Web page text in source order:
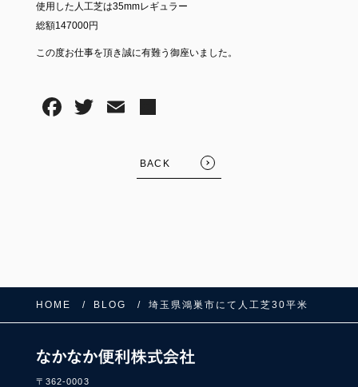
使用した人工芝は35mmレギュラー
総額147000円
この度お仕事を頂き誠に有難う御座いました。
BACK
HOME BLOG 埼玉県鴻巣市にて人工芝30平米
〒362-0003